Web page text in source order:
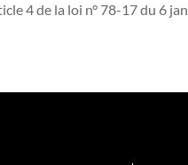
4 de la loi n° 78-17 du 6